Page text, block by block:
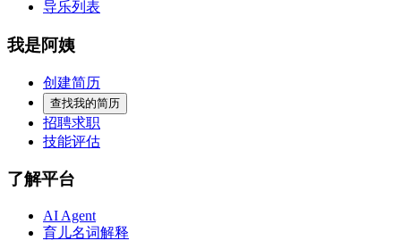
导乐列表
我是阿姨
创建简历
查找我的简历
招聘求职
技能评估
了解平台
AI Agent
育儿名词解释